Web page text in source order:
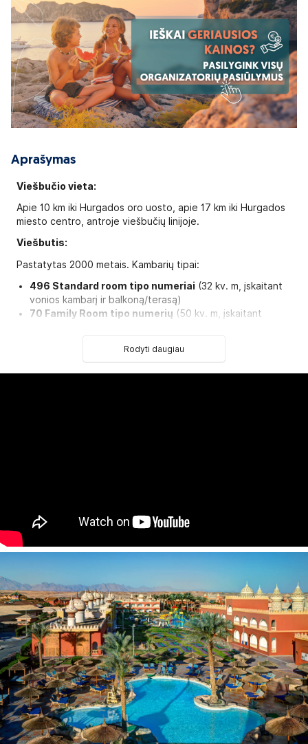
Aprašymas
Viešbučio vieta:
Apie 10 km iki Hurgados oro uosto, apie 17 km iki Hurgados
miesto centro, antroje viešbučių linijoje.
Viešbutis:
Pastatytas 2000 metais. Kambarių tipai:
496 Standard room tipo numeriai (32 kv. m, įskaitant
vonios kambarį ir balkoną/terasą)
70 Family Room tipo numerių (50 kv. m, įskaitant
Mini baras 2
Balkonas (ne visuose numeriuose)
Drabužių skalbimo paslaugos (už papildomą mokestį)
Taksi paslaugos
Kirpykla (už papildomą mokestį)
Barai: 5
Bankomatas
Restoranai: 4
Gydytojo iškvietimas (už papildomą mokestį)
Prie baseino: paplūdimio rankšluosčiai nemokamai (iš
numerio)
Baseinai: 9
Šildomi baseinai (žiemos metu) – 5
Rodyti daugiau